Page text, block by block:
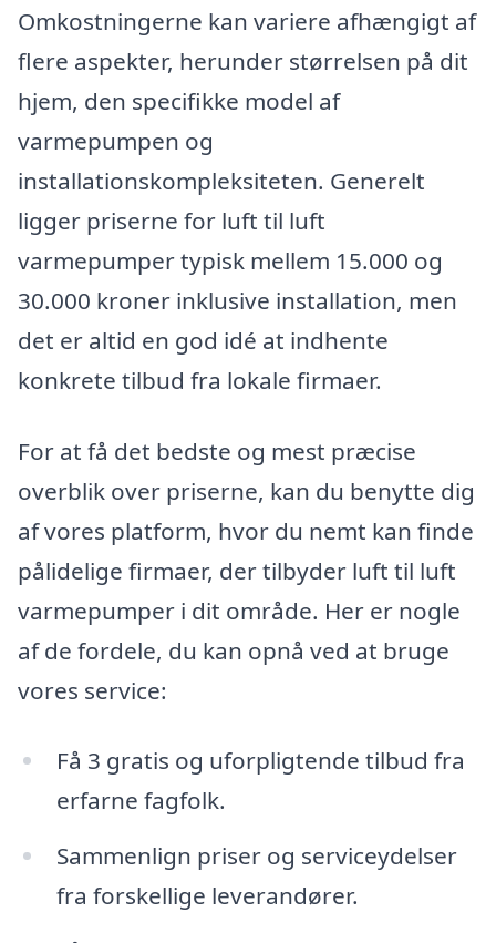
Omkostningerne kan variere afhængigt af
flere aspekter, herunder størrelsen på dit
hjem, den specifikke model af
varmepumpen og
installationskompleksiteten. Generelt
ligger priserne for luft til luft
varmepumper typisk mellem 15.000 og
30.000 kroner inklusive installation, men
det er altid en god idé at indhente
konkrete tilbud fra lokale firmaer.
For at få det bedste og mest præcise
overblik over priserne, kan du benytte dig
af vores platform, hvor du nemt kan finde
pålidelige firmaer, der tilbyder luft til luft
varmepumper i dit område. Her er nogle
af de fordele, du kan opnå ved at bruge
vores service:
Få 3 gratis og uforpligtende tilbud fra
erfarne fagfolk.
Sammenlign priser og serviceydelser
fra forskellige leverandører.